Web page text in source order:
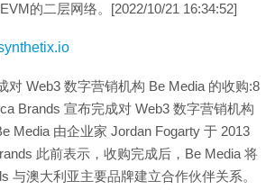
的二层网络。[2022/10/21 16:34:52]
对 Web3 数字营销机构 Be Media 的收购:8
Brands 宣布完成对 Web3 数字营销机构
Media 由企业家 Jordan Fogarty 于 2013
此前表示，收购完成后，Be Media 将
与澳大利亚主要品牌建立合作伙伴关系。